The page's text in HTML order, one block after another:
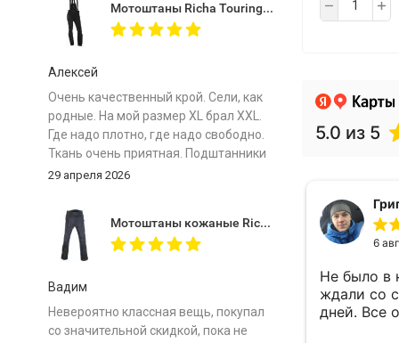
Мотоштаны Richa Touring C-Change Trousers Men Black
Алексей
Очень качественный крой. Сели, как
родные. На мой размер ХL брал XXL.
Где надо плотно, где надо свободно.
Ткань очень приятная. Подштанники
особенно комфортные. Важно -
Сравниваю с отечественными
топовыми штанами одного бренда и
рыдаю... Почему у меня не было таких
в моем путешествии на Байкал.
Огромное спасибо магазину за
29 апреля 2026
Мотоштаны кожаные Richa Vintage Black
Вадим
Невероятно классная вещь, покупал
со значительной скидкой, пока не